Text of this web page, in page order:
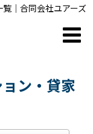
｜合同会社ユアーズ
ン・貸家